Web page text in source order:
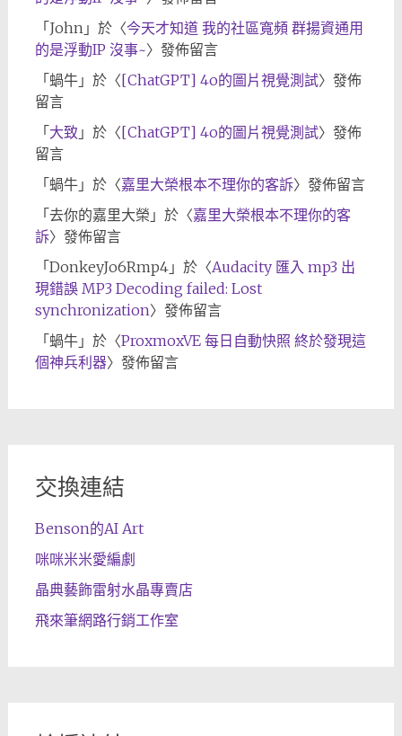
「 John」於〈今天才知道 我的社區寬頻 群揚資通用
的是浮動IP 沒事~〉發佈留言
「 蝸牛」於〈[ChatGPT] 4o的圖片視覺測試〉發佈
留言
「 大致 」於〈[ChatGPT] 4o的圖片視覺測試〉發佈
留言
「 蝸牛」於〈嘉里大榮根本不理你的客訴〉發佈留言
「 去你的嘉里大榮 」於〈嘉里大榮根本不理你的客
訴〉發佈留言
「 DonkeyJo6Rmp4」於〈Audacity 匯入 mp3 出
現錯誤 MP3 Decoding failed: Lost
synchronization〉發佈留言
「 蝸牛」於〈ProxmoxVE 每日自動快照 終於發現這
個神兵利器〉發佈留言
交換連結
Benson的AI Art
咪咪米米愛編劇
晶典藝飾雷射水晶專賣店
飛來筆網路行銷工作室